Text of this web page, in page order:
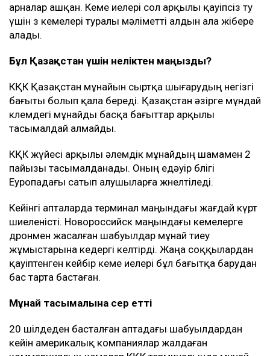
арналар ашқан. Кеме иелері сол арқылы қауіпсіз өту
үшін өз кемелері туралы мәліметті алдын ала жібере
алады.
Бұл Қазақстан үшін неліктен маңызды?
КҚК Қазақстан мұнайын сыртқа шығарудың негізгі
бағыты болып қала береді. Қазақстан әзірге мұндай
көлемдегі мұнайды басқа бағыттар арқылы
тасымалдай алмайды.
КҚК жүйесі арқылы әлемдік мұнайдың шамамен 2
пайызы тасымалданады. Оның едәуір бөлігі
Еуропадағы сатып алушыларға жөнелтіледі.
Кейінгі апталарда терминал маңындағы жағдай күрт
шиеленісті. Новороссийск маңындағы кемелерге
дронмен жасалған шабуылдар мұнай тиеу
жұмыстарына кедергі келтірді. Жаңа соққылардан
қауіптенген кейбір кеме иелері бұл бағытқа барудан
бас тарта бастаған.
Мұнай тасымалына әсер етті
20 шілдеден басталған аптадағы шабуылдардан
кейін америкалық компаниялар жалдаған